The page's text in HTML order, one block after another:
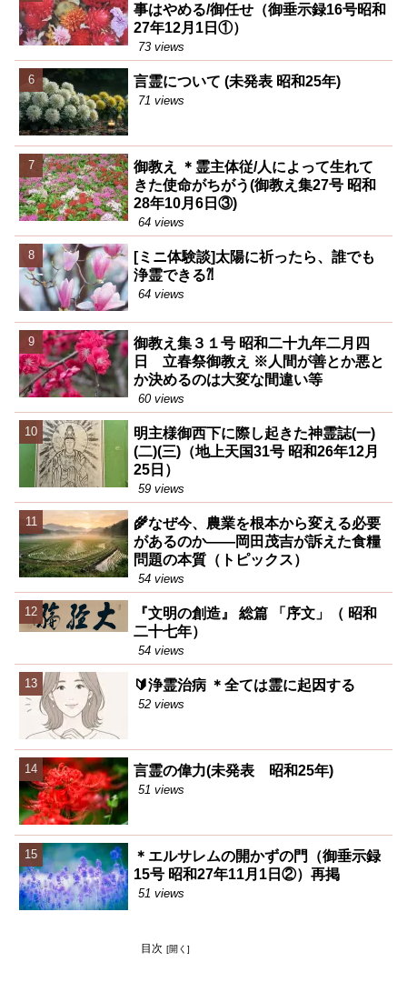
事はやめる/御任せ（御垂示録16号昭和
27年12月1日①）
73 views
言霊について (未発表 昭和25年)
71 views
御教え ＊霊主体従/人によって生れて
きた使命がちがう(御教え集27号 昭和
28年10月6日③)
64 views
[ミニ体験談]太陽に祈ったら、誰でも
浄霊できる⁈
64 views
御教え集３１号 昭和二十九年二月四
日 立春祭御教え ※人間が善とか悪と
か決めるのは大変な間違い等
60 views
明主様御西下に際し起きた神霊誌(一)
(二)(三)（地上天国31号 昭和26年12月
25日）
59 views
🌾なぜ今、農業を根本から変える必要
があるのか――岡田茂吉が訴えた食糧
問題の本質（トピックス）
54 views
『文明の創造』 総篇 「序文」（ 昭和
二十七年）
54 views
🔰浄霊治病 ＊全ては霊に起因する
52 views
言霊の偉力(未発表 昭和25年)
51 views
＊エルサレムの開かずの門（御垂示録
15号 昭和27年11月1日②）再掲
51 views
目次